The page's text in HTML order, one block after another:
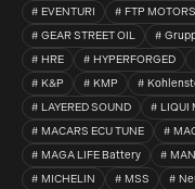
EVENTURI
FTP
GEAR STREET OIL
HRE
HYPERFORGED
K&P
KMP
LAYERED SOUND
LIQUI
MACARS ECU TUNE
MAGA LIFE Battery
MICHELIN
MSS